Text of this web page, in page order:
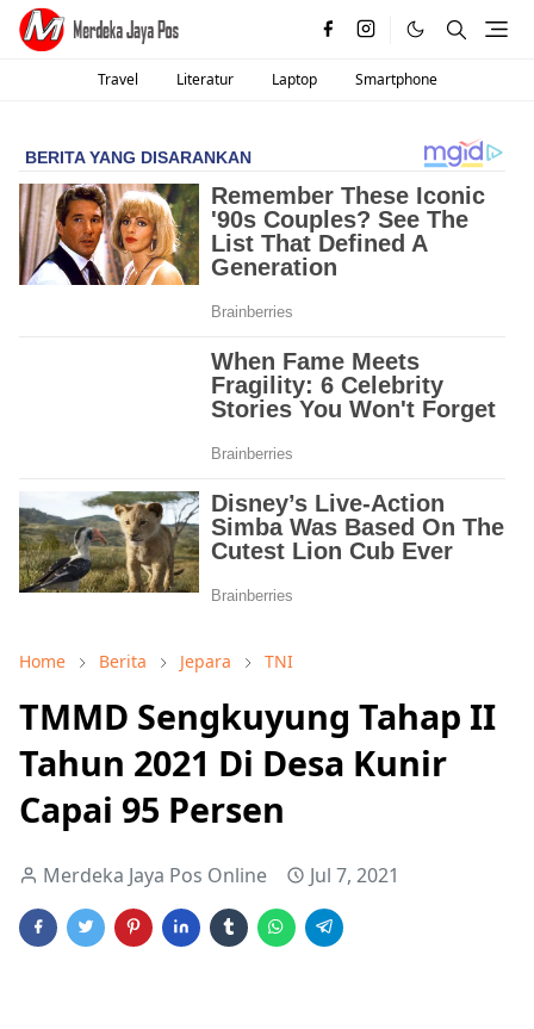
Travel Literatur Laptop Smartphone
Home Berita Jepara TNI
TMMD Sengkuyung Tahap II
Tahun 2021 Di Desa Kunir
Capai 95 Persen
Merdeka Jaya Pos Online Jul 7, 2021